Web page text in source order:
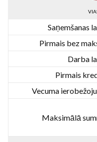
Saņemšanas
Pirmais bez
Darba
Pirmais
Vecuma
Maksimālā